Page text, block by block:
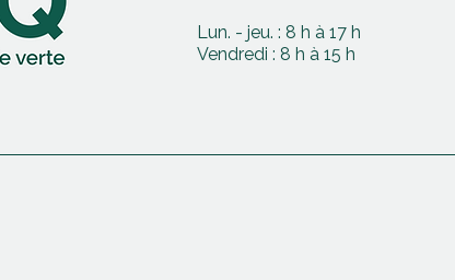
Lun. - jeu. : 8 h à 17 h
Vendredi : 8 h à 15 h